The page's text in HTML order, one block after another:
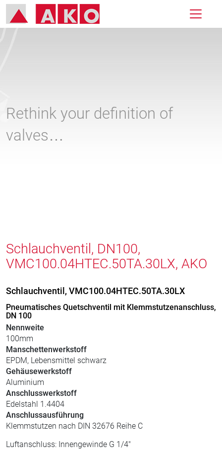
Rethink your definition of
valves…
Schlauchventil, DN100,
VMC100.04HTEC.50TA.30LX, AKO
Schlauchventil, VMC100.04HTEC.50TA.30LX
Pneumatisches Quetschventil mit Klemmstutzenanschluss,
DN 100
Nennweite
100mm
Manschettenwerkstoff
EPDM, Lebensmittel schwarz
Gehäusewerkstoff
Aluminium
Anschlusswerkstoff
Edelstahl 1.4404
Anschlussausführung
Klemmstutzen nach DIN 32676 Reihe C
Luftanschluss: Innengewinde G 1/4"